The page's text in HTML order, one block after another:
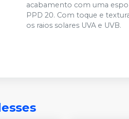
acabamento com uma
PPD 20. Com toque e
os raios solares UVA e UVB.